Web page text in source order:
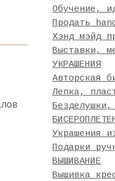
Обучение,
Продать
Хэнд мэйд
Выставки,
УКРАШЕНИЯ
Авторская
Лепка,
Безделушки,
Украшения
Подарки
ВЫШИВАНИЕ
Вышивка